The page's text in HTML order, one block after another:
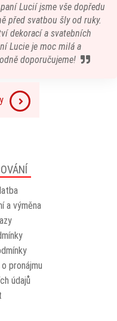
Lucií jsme vše dopředu
před svatbou šly od ruky.
dekorací a svatebních
Lucie je moc milá a
doporučujeme!
a výměna
pronájmu
údajů